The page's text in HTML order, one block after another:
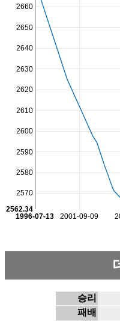
2001-09-09
1996-07-13
2570
2580
2590
2600
2610
2620
2630
2640
2650
2660
2562.34
승리
패배